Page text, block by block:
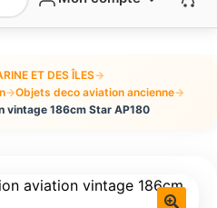
ET DES ÎLES→
→Objets deco aviation ancienne→
vintage 186cm Star AP180